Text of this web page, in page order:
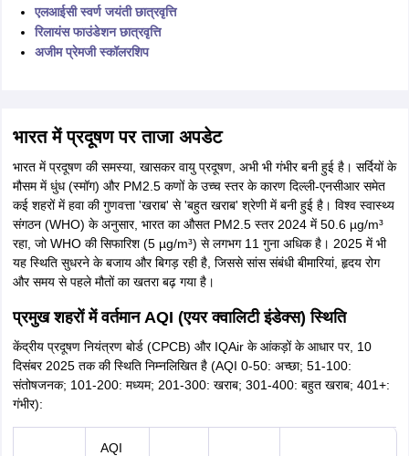
एलआईसी स्वर्ण जयंती छात्रवृत्ति
रिलायंस फाउंडेशन छात्रवृत्ति
अजीम प्रेमजी स्कॉलरशिप
भारत में प्रदूषण पर ताजा अपडेट
भारत में प्रदूषण की समस्या, खासकर वायु प्रदूषण, अभी भी गंभीर बनी हुई है। सर्दियों के
मौसम में धुंध (स्मॉग) और PM2.5 कणों के उच्च स्तर के कारण दिल्ली-एनसीआर समेत
कई शहरों में हवा की गुणवत्ता 'खराब' से 'बहुत खराब' श्रेणी में बनी हुई है। विश्व स्वास्थ्य
संगठन (WHO) के अनुसार, भारत का औसत PM2.5 स्तर 2024 में 50.6 µg/m³
रहा, जो WHO की सिफारिश (5 µg/m³) से लगभग 11 गुना अधिक है। 2025 में भी
यह स्थिति सुधरने के बजाय और बिगड़ रही है, जिससे सांस संबंधी बीमारियां, हृदय रोग
और समय से पहले मौतों का खतरा बढ़ गया है।
प्रमुख शहरों में वर्तमान AQI (एयर क्वालिटी इंडेक्स) स्थिति
केंद्रीय प्रदूषण नियंत्रण बोर्ड (CPCB) और IQAir के आंकड़ों के आधार पर, 10
दिसंबर 2025 तक की स्थिति निम्नलिखित है (AQI 0-50: अच्छा; 51-100:
संतोषजनक; 101-200: मध्यम; 201-300: खराब; 301-400: बहुत खराब; 401+:
गंभीर):
AQI